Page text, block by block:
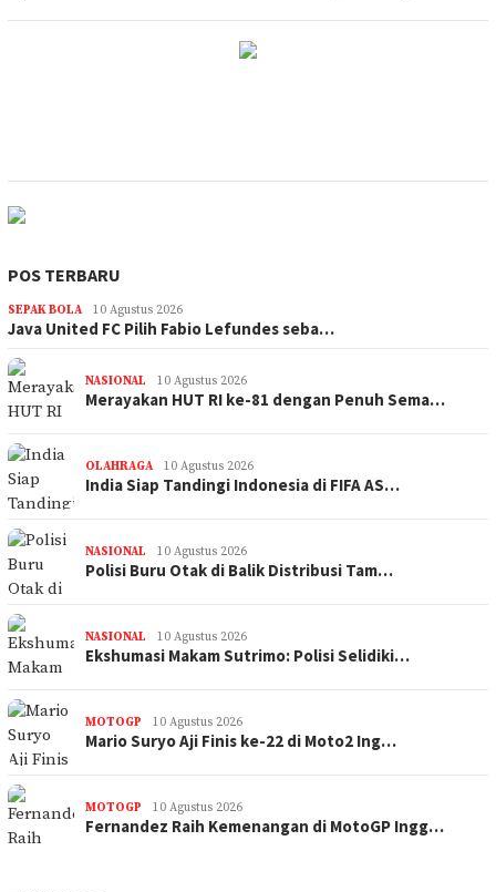
POS TERBARU
SEPAK BOLA 10 Agustus 2026
Java United FC Pilih Fabio Lefundes seba…
NASIONAL 10 Agustus 2026
Merayakan HUT RI ke-81 dengan Penuh Sema…
OLAHRAGA 10 Agustus 2026
India Siap Tandingi Indonesia di FIFA AS…
NASIONAL 10 Agustus 2026
Polisi Buru Otak di Balik Distribusi Tam…
NASIONAL 10 Agustus 2026
Ekshumasi Makam Sutrimo: Polisi Selidiki…
MOTOGP 10 Agustus 2026
Mario Suryo Aji Finis ke-22 di Moto2 Ing…
MOTOGP 10 Agustus 2026
Fernandez Raih Kemenangan di MotoGP Ingg…